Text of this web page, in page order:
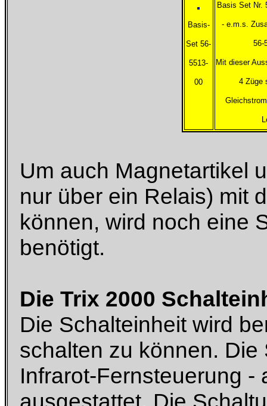
Basis-
Set 56-
5513-
00
Basis Set Nr.
- e.m.s.
56-
Mit dieser
4 Züge
Um auch Magnetartikel
nur über ein Relais) mit
können, wird noch eine
benötigt.
Die Trix 2000
Die Schalteinheit wird
schalten zu können.
Infrarot-Fernsteuerung -